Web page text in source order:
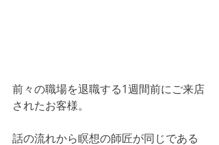
前々の職場を退職する1週間前にご来店
されたお客様。
話の流れから瞑想の師匠が同じである